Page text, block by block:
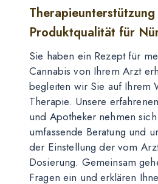
Produktqualität für
Sie haben ein Rezept für
Cannabis von Ihrem Arzt
begleiten wir Sie auf Ihrem
Therapie. Unsere
und Apotheker nehmen
umfassende Beratung und
der Einstellung der vom
Dosierung. Gemeinsam
Fragen ein und erklären